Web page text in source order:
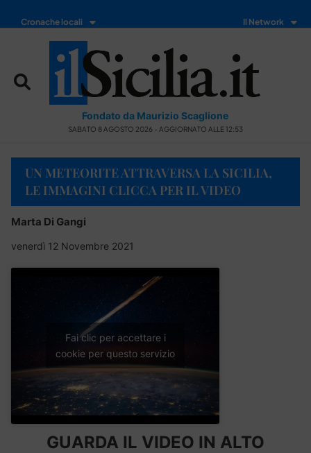
Cronache locali Il Network
Fondato da Maurizio Scaglione
SABATO 8 AGOSTO 2026 - AGGIORNATO ALLE 12:53
UN METEORITE ATTRAVERSA LA SICILIA,
LE IMMAGINI CLICCA PER IL VIDEO
Marta Di Gangi
venerdì 12 Novembre 2021
Fai clic per accettare i
cookie per questo servizio
GUARDA IL VIDEO IN ALTO